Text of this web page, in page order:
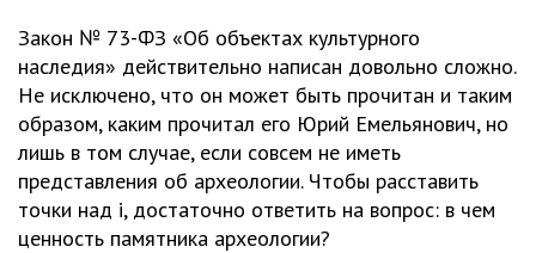
Закон № 73-ФЗ «Об объектах культурного
наследия» действительно написан довольно сложно.
Не исключено, что он может быть прочитан и таким
образом, каким прочитал его Юрий Емельянович, но
лишь в том случае, если совсем не иметь
представления об археологии. Чтобы расставить
точки над i, достаточно ответить на вопрос: в чем
ценность памятника археологии?